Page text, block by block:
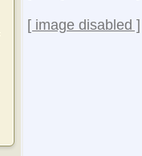
[ image disabled ]